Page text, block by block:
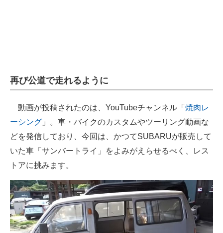
再び公道で走れるように
動画が投稿されたのは、YouTubeチャンネル「 焼肉レ
ーシング 」。車・バイクのカスタムやツーリング動画な
どを発信しており、今回は、かつてSUBARUが販売して
いた車「サンバートライ」をよみがえらせるべく、レス
トアに挑みます。